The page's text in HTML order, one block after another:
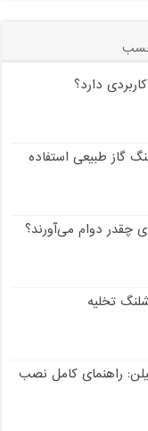
دارد؟
گاز طبیعی استفاده
چقدر دوام می‌آورند؟
تخلیه
راهنمای کامل نصب